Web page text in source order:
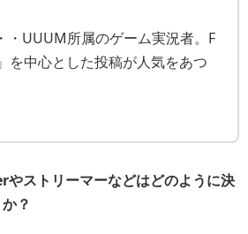
・UUUM所属のゲーム実況者。F
を中心とした投稿が人気をあつ
ストリーマーなどはどのように決
？